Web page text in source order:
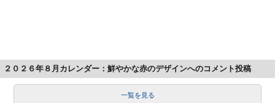
２０２６年８月カレンダー：鮮やかな赤のデザインへのコメント投稿
一覧を見る